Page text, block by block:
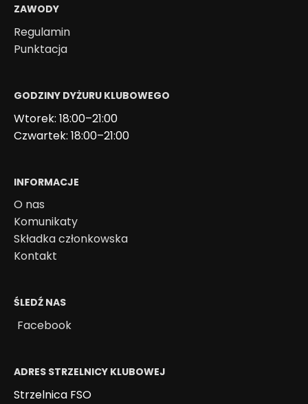
ZAWODY
Regulamin
Punktacja
GODZINY DYŻURU KLUBOWEGO
Wtorek: 18:00–21:00
Czwartek: 18:00–21:00
INFORMACJE
O nas
Komunikaty
Składka członkowska
Kontakt
ŚLEDŹ NAS
Facebook
ADRES STRZELNICY KLUBOWEJ
Strzelnica FSO